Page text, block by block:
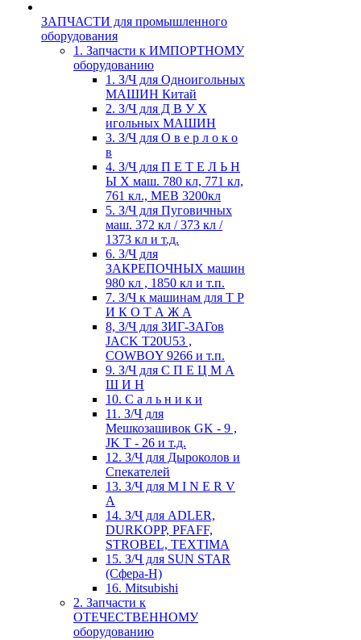
ЗАПЧАСТИ для промышленного
оборудования
1. Запчасти к ИМПОРТНОМУ
оборудованию
1. З/Ч для Одноигольных
МАШИН Китай
2. З/Ч для Д В У Х
игольных МАШИН
3. З/Ч для О в е р л о к о
в
4. З/Ч для П Е Т Е Л Ь Н
Ы Х маш. 780 кл, 771 кл,
761 кл., MEB 3200кл
5. З/Ч для Пуговичных
маш. 372 кл / 373 кл /
1373 кл и т.д.
6. З/Ч для
ЗАКРЕПОЧНЫХ машин
980 кл , 1850 кл и т.п.
7. З/Ч к машинам для Т Р
И К О Т А Ж А
8, З/Ч для ЗИГ-ЗАГов
JACK Т20U53 ,
COWBOY 9266 и т.п.
9. З/Ч для С П Е Ц М А
Ш И Н
10. С а л ь н и к и
11. З/Ч для
Мешкозашивок GK - 9 ,
JK T - 26 и т.д.
12. З/Ч для Дыроколов и
Спекателей
13. З/Ч для M I N E R V
A
14. З/Ч для ADLER,
DURKOPP, PFAFF,
STROBEL, TEXTIMA
15. З/Ч для SUN STAR
(Сфера-Н)
16. Mitsubishi
2. Запчасти к
ОТЕЧЕСТВЕННОМУ
оборудованию